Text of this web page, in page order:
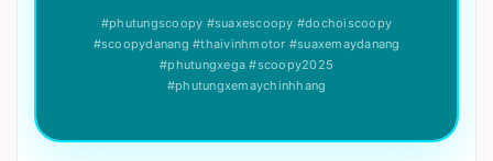
#phutungscoopy #suaxescoopy #dochoiscoopy
#scoopydanang #thaivinhmotor #suaxemaydanang
#phutungxega #scoopy2025
#phutungxemaychinhhang